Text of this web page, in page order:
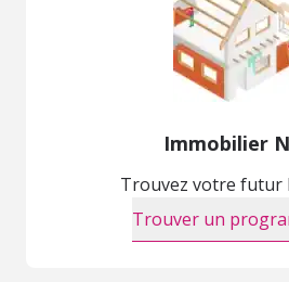
Immobilier
Trouvez votre futur
Trouver un